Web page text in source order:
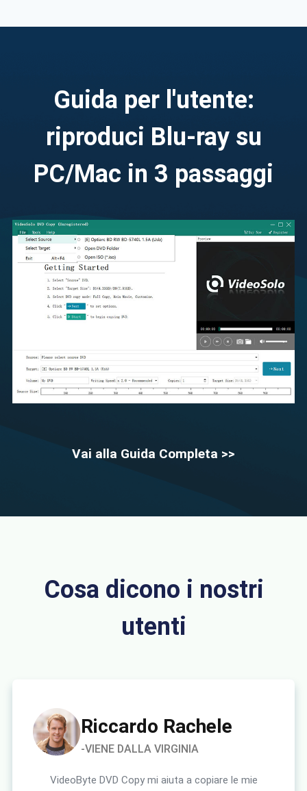
Guida per l'utente:
riproduci Blu-ray su
PC/Mac in 3 passaggi
Vai alla Guida Completa >>
Cosa dicono i nostri
utenti
Riccardo Rachele
-VIENE DALLA VIRGINIA
VideoByte DVD Copy mi aiuta a copiare le mie